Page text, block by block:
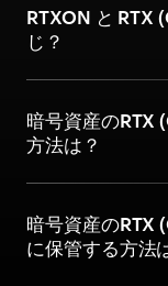
RTXON と RTX
じ？
暗号資産のRTX
方法は？
暗号資産のRTX
に保管する方法